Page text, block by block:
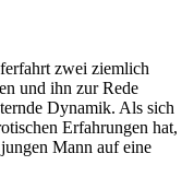
zwei ziemlich
und ihn zur Rede
Dynamik. Als sich
Erfahrungen hat,
Mann auf eine